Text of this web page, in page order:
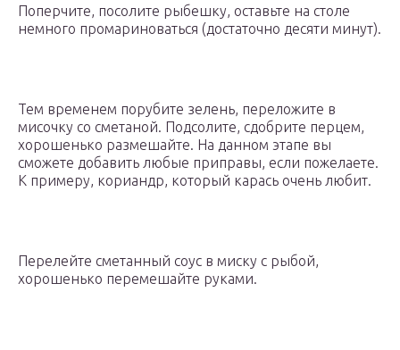
Поперчите, посолите рыбешку, оставьте на столе
немного промариноваться (достаточно десяти минут).
Тем временем порубите зелень, переложите в
мисочку со сметаной. Подсолите, сдобрите перцем,
хорошенько размешайте. На данном этапе вы
сможете добавить любые приправы, если пожелаете.
К примеру, кориандр, который карась очень любит.
Перелейте сметанный соус в миску с рыбой,
хорошенько перемешайте руками.